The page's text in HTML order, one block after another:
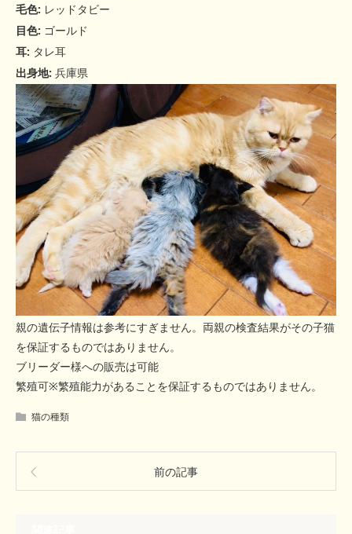
毛色: レッドタビー
目色: ゴールド
耳: タレ耳
出身地: 兵庫県
親の遺伝子情報は参考にすぎません。両親の検査結果がその子猫
を保証するものではありません。
ブリーダー様への販売は可能
繁殖可※繁殖能力があることを保証するものではありません。
猫の種類
前の記事